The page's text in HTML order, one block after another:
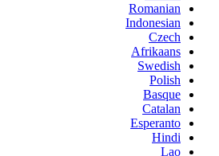
Romanian
Indonesian
Czech
Afrikaans
Swedish
Polish
Basque
Catalan
Esperanto
Hindi
Lao